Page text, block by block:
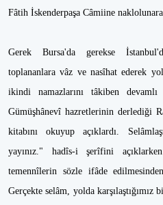
Fâtih İskenderpaşa Câmiine
Gerek Bursa'da gerekse
toplananlara vâz ve nasîhat ederek
ikindi namazlarını tâkiben
Gümüşhânevî hazretlerinin derlediği
kitabını okuyup açıklardı.
yayınız." hadîs-i şerîfini
temennîlerin sözle ifâde
Gerçekte selâm, yolda